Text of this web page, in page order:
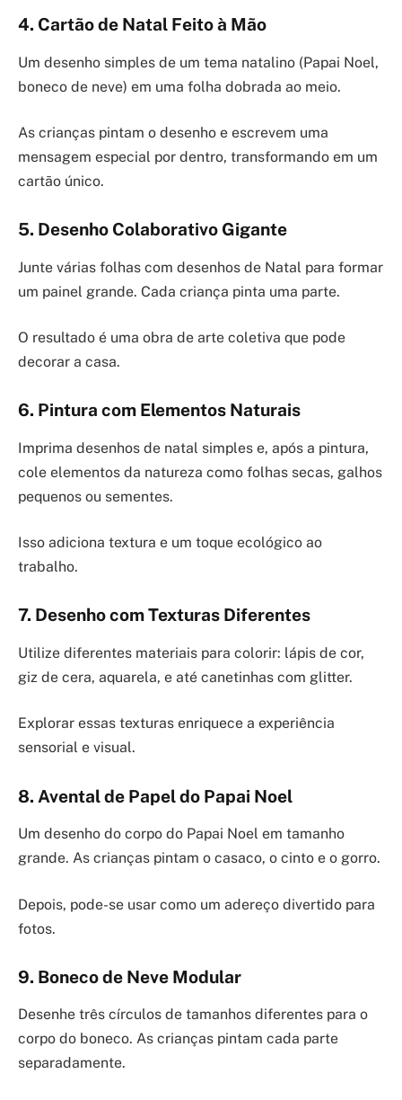
4. Cartão de Natal Feito à Mão
Um desenho simples de um tema natalino (Papai Noel,
boneco de neve) em uma folha dobrada ao meio.
As crianças pintam o desenho e escrevem uma
mensagem especial por dentro, transformando em um
cartão único.
5. Desenho Colaborativo Gigante
Junte várias folhas com desenhos de Natal para formar
um painel grande. Cada criança pinta uma parte.
O resultado é uma obra de arte coletiva que pode
decorar a casa.
6. Pintura com Elementos Naturais
Imprima desenhos de natal simples e, após a pintura,
cole elementos da natureza como folhas secas, galhos
pequenos ou sementes.
Isso adiciona textura e um toque ecológico ao
trabalho.
7. Desenho com Texturas Diferentes
Utilize diferentes materiais para colorir: lápis de cor,
giz de cera, aquarela, e até canetinhas com glitter.
Explorar essas texturas enriquece a experiência
sensorial e visual.
8. Avental de Papel do Papai Noel
Um desenho do corpo do Papai Noel em tamanho
grande. As crianças pintam o casaco, o cinto e o gorro.
Depois, pode-se usar como um adereço divertido para
fotos.
9. Boneco de Neve Modular
Desenhe três círculos de tamanhos diferentes para o
corpo do boneco. As crianças pintam cada parte
separadamente.